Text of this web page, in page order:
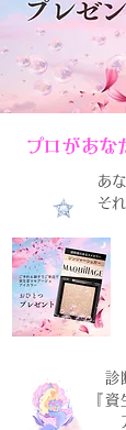
プロがあな
あ
そ
診
『